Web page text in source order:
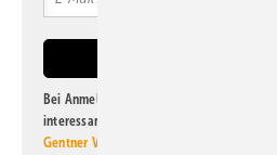
Bei Anmeldung zu diesem Newsletter bin
interessante Verlags- und Online-Angebote
Gentner Verlag GmbH & Co. KG